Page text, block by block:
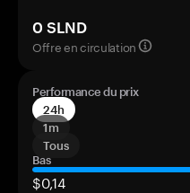
0 SLND
Offre en circulation
Performance du prix
24h
1m
Tous
Bas
$0,14